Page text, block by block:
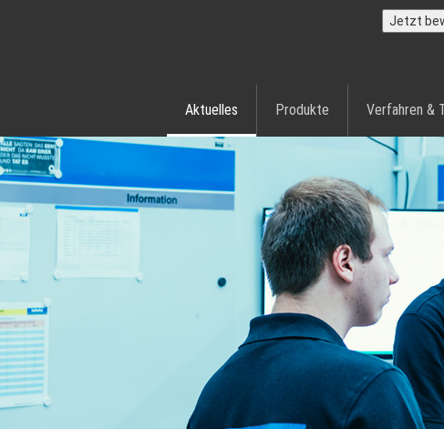
Jetzt
Aktuelles Produkte Verfahren &